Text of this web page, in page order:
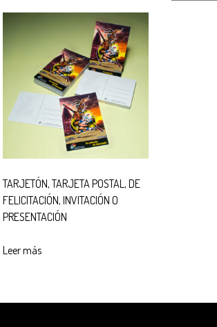
TARJETÓN, TARJETA POSTAL, DE
FELICITACIÓN, INVITACIÓN O
PRESENTACIÓN
Leer más